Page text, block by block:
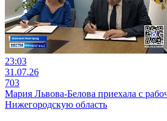
23:03
31.07.26
703
Мария Львова-Белова приехала с
Нижегородскую область